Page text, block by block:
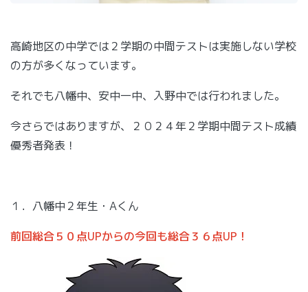
高崎地区の中学では２学期の中間テストは実施しない学校
の方が多くなっています。
それでも八幡中、安中一中、入野中では行われました。
今さらではありますが、２０２４年２学期中間テスト成績
優秀者発表！
１．八幡中２年生・Aくん
前回総合５０点UPからの今回も総合３６点UP！